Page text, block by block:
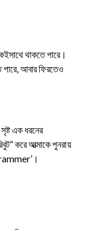
থাকতে পারে।
আবার ফিরতেও
এক ধরনের
করে আত্মাকে পুনরায়